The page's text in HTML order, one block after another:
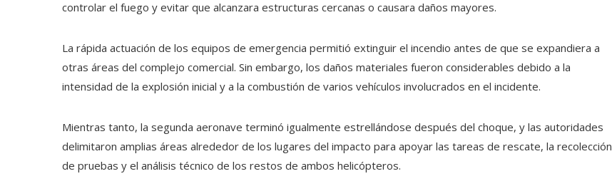
controlar el fuego y evitar que alcanzara estructuras cercanas o causara daños mayores.
La rápida actuación de los equipos de emergencia permitió extinguir el incendio antes de que se expandiera a
otras áreas del complejo comercial. Sin embargo, los daños materiales fueron considerables debido a la
intensidad de la explosión inicial y a la combustión de varios vehículos involucrados en el incidente.
Mientras tanto, la segunda aeronave terminó igualmente estrellándose después del choque, y las autoridades
delimitaron amplias áreas alrededor de los lugares del impacto para apoyar las tareas de rescate, la recolección
de pruebas y el análisis técnico de los restos de ambos helicópteros.